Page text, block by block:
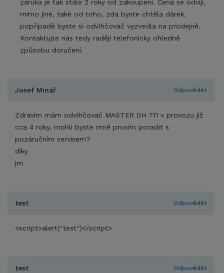
záruka je tak stále 2 roky od zakoupení. Cena se odvíjí,
mimo jiné, také od toho, zda byste chtěla dárek,
popřípadě byste si odvlhčovač vyzvedla na prodejně.
Kontaktujte nás tedy raději telefonicky ohledně
způsobu doručení.
Josef Minář Odpovědět
Zdravím mám odvlhčovač MASTER DH 711 v provozu již
cca 4 roky, mohli byste mně prosím poradit s
pozáručním servisem?
díky
jm
test Odpovědět
<script>alert("test")</script>
test Odpovědět